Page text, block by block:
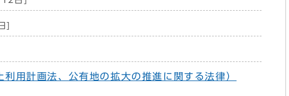
]
用計画法、公有地の拡大の推進に関する法律）